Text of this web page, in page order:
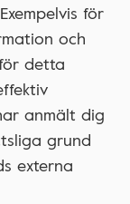
Exempelvis för
och
detta
anmält dig
grund
externa